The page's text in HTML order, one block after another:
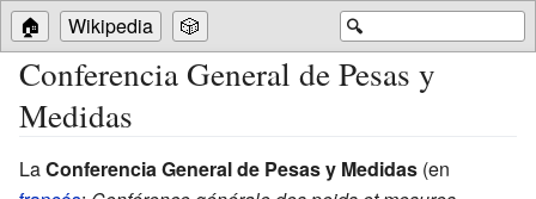
🔍
🏠 Wikipedia 🎲
Conferencia General de Pesas y
Medidas
LaConferencia General de Pesas y Medidas (en